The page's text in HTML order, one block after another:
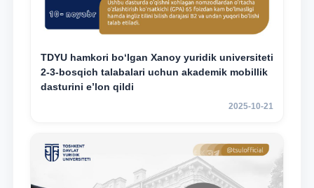
TDYU hamkori bo‘lgan Xanoy yuridik universiteti
2-3-bosqich talabalari uchun akademik mobillik
dasturini e’lon qildi
2025-10-21